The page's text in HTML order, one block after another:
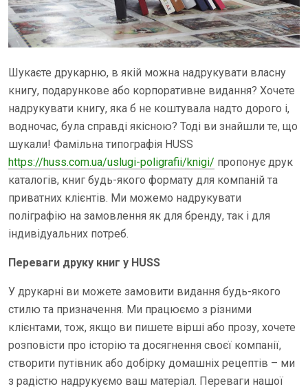
Шукаєте друкарню, в якій можна надрукувати власну
книгу, подарункове або корпоративне видання? Хочете
надрукувати книгу, яка б не коштувала надто дорого і,
водночас, була справді якісною? Тоді ви знайшли те, що
шукали! Фамільна типографія HUSS
https://huss.com.ua/uslugi-poligrafii/knigi/ пропонує друк
каталогів, книг будь-якого формату для компаній та
приватних клієнтів. Ми можемо надрукувати
поліграфію на замовлення як для бренду, так і для
індивідуальних потреб.
Переваги друку книг у HUSS
У друкарні ви можете замовити видання будь-якого
стилю та призначення. Ми працюємо з різними
клієнтами, тож, якщо ви пишете вірші або прозу, хочете
розповісти про історію та досягнення своєї компанії,
створити путівник або добірку домашніх рецептів – ми
з радістю надрукуємо ваш матеріал. Переваги нашої